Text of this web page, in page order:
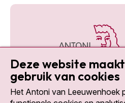
Deze website maakt
gebruik van cookies
Het Antoni van Leeuwenhoek